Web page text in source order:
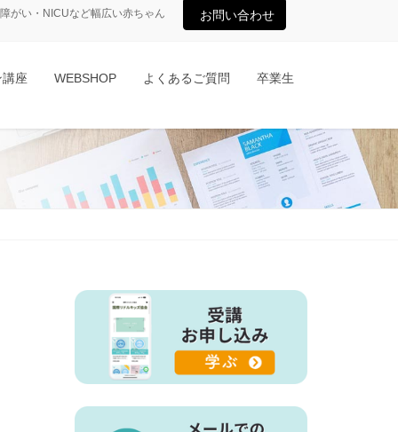
がい・NICUなど幅広い赤ちゃん
お問い合わせ
座 WEBSHOP よくあるご質問 卒業生